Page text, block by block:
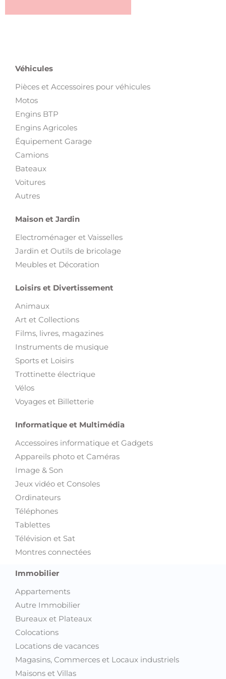
Véhicules
Pièces et Accessoires pour véhicules
Motos
Engins BTP
Engins Agricoles
Équipement Garage
Camions
Bateaux
Voitures
Autres
Maison et Jardin
Electroménager et Vaisselles
Jardin et Outils de bricolage
Meubles et Décoration
Loisirs et Divertissement
Animaux
Art et Collections
Films, livres, magazines
Instruments de musique
Sports et Loisirs
Trottinette électrique
Vélos
Voyages et Billetterie
Informatique et Multimédia
Accessoires informatique et Gadgets
Appareils photo et Caméras
Image & Son
Jeux vidéo et Consoles
Ordinateurs
Téléphones
Tablettes
Télévision et Sat
Montres connectées
Immobilier
Appartements
Autre Immobilier
Bureaux et Plateaux
Colocations
Locations de vacances
Magasins, Commerces et Locaux industriels
Maisons et Villas